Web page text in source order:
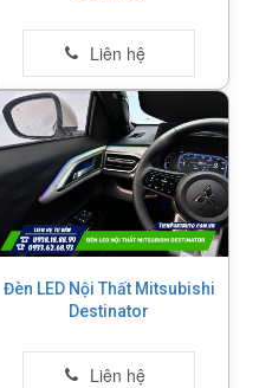
Đèn LED Nội Thất Mitsubishi
Destinator